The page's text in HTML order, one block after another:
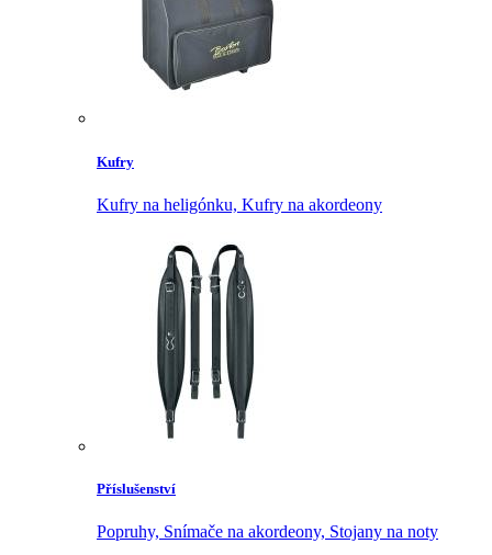
Kufry
Kufry na heligónku, Kufry na akordeony
Příslušenství
Popruhy, Snímače na akordeony, Stojany na noty